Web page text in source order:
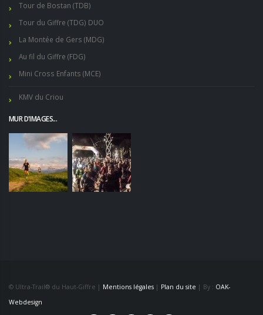
Tour de Bostan (TDB)
Tour du Giffre (TDG) DUO
La Montée de Gers (MDG)
Au fil du Giffre (FDG)
Mini Cross Enfants (MCE)
KMV du Criou
MUR D'IMAGES...
© Ultra-Trail® du Haut-Giffre | Mentions légales | Plan du site | By : OAK-
Webdesign